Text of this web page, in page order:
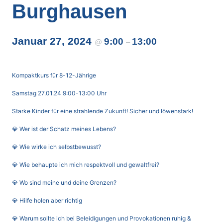
Burghausen
Januar 27, 2024 @ 9:00 – 13:00
Kompaktkurs für 8-12-Jährige
Samstag 27.01.24 9:00-13:00 Uhr
Starke Kinder für eine strahlende Zukunft! Sicher und löwenstark!
💎 Wer ist der Schatz meines Lebens?
💎 Wie wirke ich selbstbewusst?
💎 Wie behaupte ich mich respektvoll und gewaltfrei?
💎 Wo sind meine und deine Grenzen?
💎 Hilfe holen aber richtig
💎 Warum sollte ich bei Beleidigungen und Provokationen ruhig &